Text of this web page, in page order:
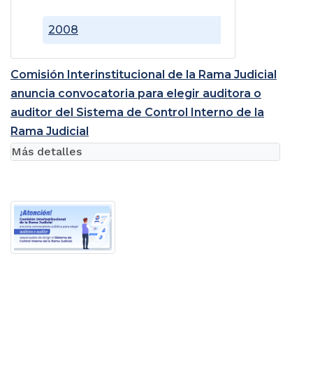
2008
Comisión Interinstitucional de la Rama Judicial
anuncia convocatoria para elegir auditora o
auditor del Sistema de Control Interno de la
Rama Judicial
Más detalles